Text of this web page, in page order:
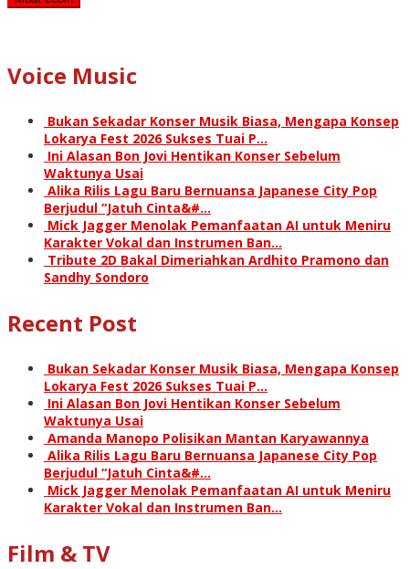
Voice Music
Bukan Sekadar Konser Musik Biasa, Mengapa Konsep
Lokarya Fest 2026 Sukses Tuai P…
Ini Alasan Bon Jovi Hentikan Konser Sebelum
Waktunya Usai
Alika Rilis Lagu Baru Bernuansa Japanese City Pop
Berjudul “Jatuh Cinta&#…
Mick Jagger Menolak Pemanfaatan AI untuk Meniru
Karakter Vokal dan Instrumen Ban…
Tribute 2D Bakal Dimeriahkan Ardhito Pramono dan
Sandhy Sondoro
Recent Post
Bukan Sekadar Konser Musik Biasa, Mengapa Konsep
Lokarya Fest 2026 Sukses Tuai P…
Ini Alasan Bon Jovi Hentikan Konser Sebelum
Waktunya Usai
Amanda Manopo Polisikan Mantan Karyawannya
Alika Rilis Lagu Baru Bernuansa Japanese City Pop
Berjudul “Jatuh Cinta&#…
Mick Jagger Menolak Pemanfaatan AI untuk Meniru
Karakter Vokal dan Instrumen Ban…
Film & TV